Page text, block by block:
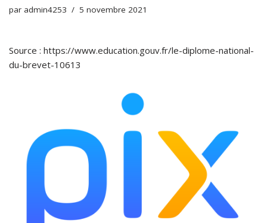
par admin4253 5 novembre 2021
Source : https://www.education.gouv.fr/le-diplome-national-
du-brevet-10613